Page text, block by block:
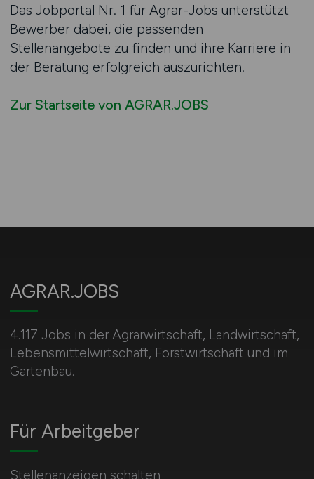
Das Jobportal Nr. 1 für Agrar-Jobs unterstützt
Bewerber dabei, die passenden
Stellenangebote zu finden und ihre Karriere in
der Beratung erfolgreich auszurichten.
Zur Startseite von AGRAR.JOBS
AGRAR.JOBS
4.117 Jobs in der Agrarwirtschaft, Landwirtschaft,
Lebensmittelwirtschaft, Forstwirtschaft und im
Gartenbau.
Für Arbeitgeber
Stellenanzeigen schalten